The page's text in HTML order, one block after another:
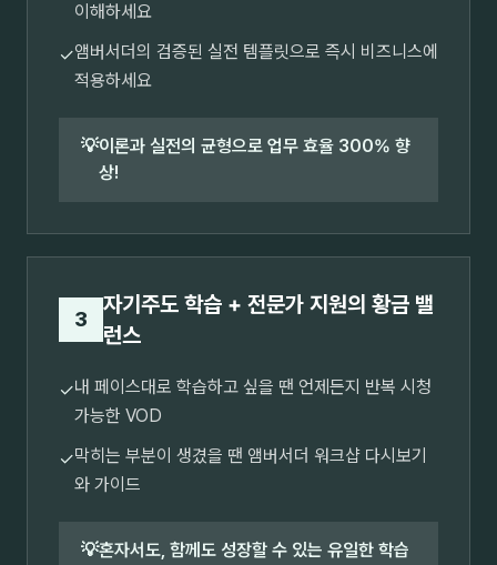
이해하세요
✓앰버서더의 검증된 실전 템플릿으로 즉시 비즈니스에
적용하세요
💡이론과 실전의 균형으로 업무 효율 300% 향
상!
3
자기주도 학습 + 전문가 지원의 황금 밸
런스
✓내 페이스대로 학습하고 싶을 땐 언제든지 반복 시청
가능한 VOD
✓막히는 부분이 생겼을 땐 앰버서더 워크샵 다시보기
와 가이드
💡혼자서도, 함께도 성장할 수 있는 유일한 학습